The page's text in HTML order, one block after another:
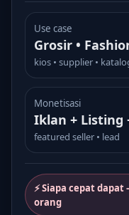
Use case
Grosir •
kios • supplier •
Monetisasi
Iklan + Listing
featured seller • lead
⚡ Siapa cepat
orang